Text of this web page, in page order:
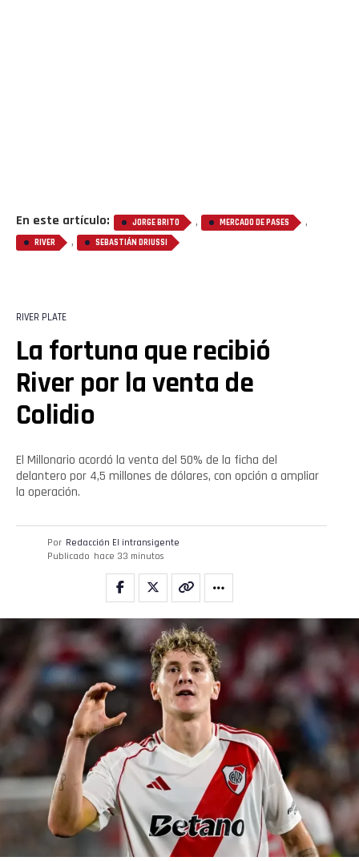
En este artículo: JORGE BRITO , MERCADO DE PASES ,
RIVER , SEBASTIÁN DRIUSSI
RIVER PLATE
La fortuna que recibió
River por la venta de
Colidio
El Millonario acordó la venta del 50% de la ficha del
delantero por 4,5 millones de dólares, con opción a ampliar
la operación.
Por Redacción El intransigente
Publicado hace 33 minutos
Flipboard
Reddit
Pinterest
Whatsapp
Email